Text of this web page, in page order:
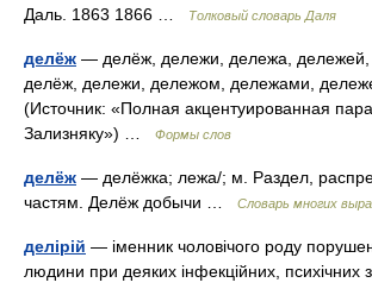
Даль. 1863 1866 …
Толковый словарь Даля
делёж — делёж, дележи, дележа, дележей,
делёж, дележи, дележом, дележами,
(Источник: «Полная акцентуированная
Зализняку») …
Формы слов
делёж — делёжка; лежа/; м. Раздел,
частям. Делёж добычи …
Словарь многих
делірій — іменник чоловічого роду
людини при деяких інфекційних, психічних